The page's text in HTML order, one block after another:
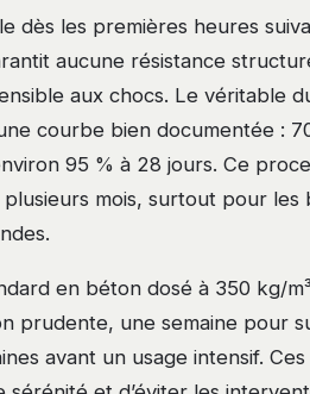
dès les premières heures
aucune résistance
aux chocs. Le véritable
courbe bien documentée :
95 % à 28 jours. Ce
mois, surtout pour les
en béton dosé à 350 kg/
prudente, une semaine pour
avant un usage intensif.